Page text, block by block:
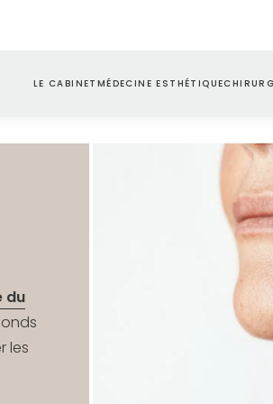
LE CABINET MÉDECINE ESTHÉTIQUE
TRAITEMENTS LASERS
REMODELAGE CUTANÉ
SEINS
du
les